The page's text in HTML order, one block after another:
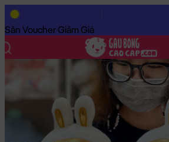
Săn Voucher Giảm Giá
Trang Chủ